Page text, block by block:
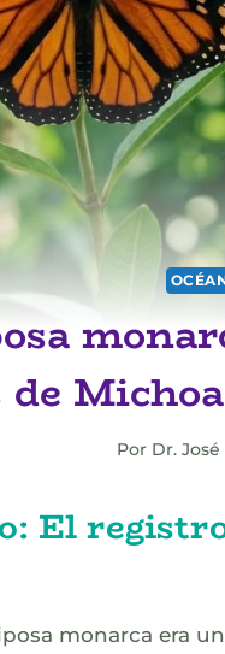
Por Dr.
El
monarca era